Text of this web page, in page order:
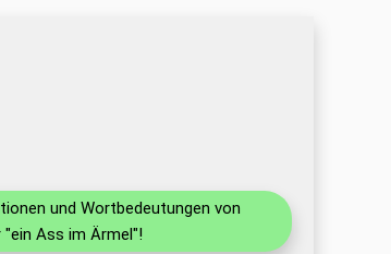
und Wortbedeutungen von
"ein Ass im Ärmel"!